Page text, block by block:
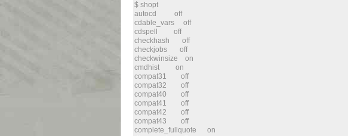
$ shopt
autocd off
cdable_vars off
cdspell off
checkhash off
checkjobs off
checkwinsize on
cmdhist on
compat31 off
compat32 off
compat40 off
compat41 off
compat42 off
compat43 off
complete_fullquote on